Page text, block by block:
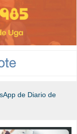
de Diario de